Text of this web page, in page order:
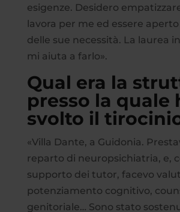
esigenze. Desidero
lavora per me ed essere aperto
delle sue necessità. La laurea
mi aiuta a farlo».
Qual era la
presso la quale
svolto il
«Villa Dante, a Guidonia.
reparto di neuropsichiatria, e,
supporto dei tutor, facevo
potenziamento cognitivo,
genitoriale… Sono stato